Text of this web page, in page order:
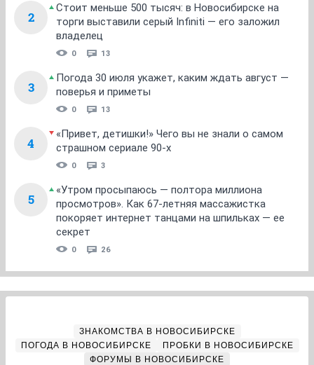
2
Стоит меньше 500 тысяч: в Новосибирске на
торги выставили серый Infiniti — его заложил
владелец
0 13
3
Погода 30 июля укажет, каким ждать август —
поверья и приметы
0 13
4
«Привет, детишки!» Чего вы не знали о самом
страшном сериале 90-х
0 3
5
«Утром просыпаюсь — полтора миллиона
просмотров». Как 67-летняя массажистка
покоряет интернет танцами на шпильках — ее
секрет
0 26
ЗНАКОМСТВА В НОВОСИБИРСКЕ
ПОГОДА В НОВОСИБИРСКЕ
ПРОБКИ В НОВОСИБИРСКЕ
ФОРУМЫ В НОВОСИБИРСКЕ